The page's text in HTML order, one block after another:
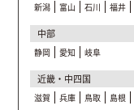
新潟 富山 石川 福井
中部
静岡 愛知 岐阜
近畿・中四国
滋賀 兵庫 鳥取 島根